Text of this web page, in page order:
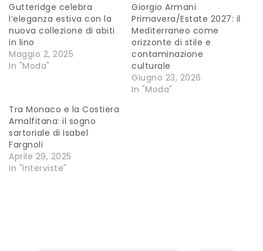
Gutteridge celebra
l’eleganza estiva con la
nuova collezione di abiti
in lino
Maggio 2, 2025
In "Moda"
Giorgio Armani
Primavera/Estate 2027: il
Mediterraneo come
orizzonte di stile e
contaminazione
culturale
Giugno 23, 2026
In "Moda"
Tra Monaco e la Costiera
Amalfitana: il sogno
sartoriale di Isabel
Fargnoli
Aprile 29, 2025
In "Interviste"